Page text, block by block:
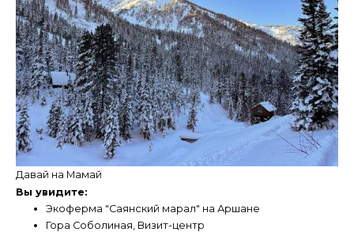
Давай на Мамай
Вы увидите:
Экоферма "Саянский марал" на Аршане
Гора Соболиная, Визит-центр